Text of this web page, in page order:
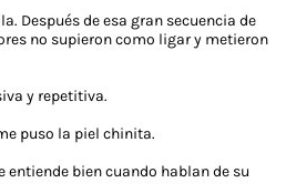
Después de esa gran secuencia de
no supieron como ligar y metieron
y repetitiva.
puso la piel chinita.
entiende bien cuando hablan de su